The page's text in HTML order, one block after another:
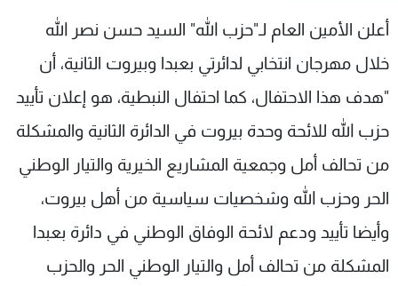
أعلن الأمين العام لـ"حزب الله" السيد حسن نصر الله
خلال مهرجان انتخابي لدائرتي بعبدا وبيروت الثانية، أن
"هدف هذا الاحتفال، كما احتفال النبطية، هو إعلان تأييد
حزب الله للائحة وحدة بيروت في الدائرة الثانية والمشكلة
من تحالف أمل وجمعية المشاريع الخيرية والتيار الوطني
الحر وحزب الله وشخصيات سياسية من أهل بيروت،
وأيضا تأييد ودعم لائحة الوفاق الوطني في دائرة بعبدا
المشكلة من تحالف أمل والتيار الوطني الحر والحزب
منوعات رياضة
كأس العالم
البرامج
جدول البرامج
شاهد البرامج